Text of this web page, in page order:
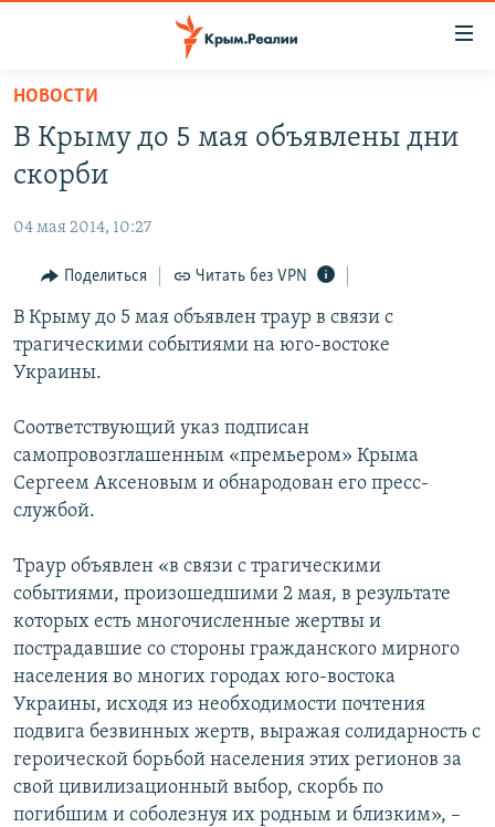
Вернуться
основному
содержанию
Вернутся
навигации
Вернутся
поиску
СПЕЦПРОЕКТЫ
КАРТА ВОЕННЫХ ОБЪЕКТОВ КРЫМА
11 ЛЕТ ОККУПАЦИИ КРЫМА. 11 ИСТОРИЙ СОПРОТИВЛЕНИЯ
ВОДА
ИСТОРИЯ
ЕЩЕ
ИНТЕРАКТИВ
СОВЕТЫ ПРАВОЗАЩИТНИКОВ
ПРОПАВШИЕ БЕЗ ВЕСТИ
ПОБЕДИТЕЛЕЙ НЕ СУДЯТ?
КРЫМ.НЕПОКОРЕННЫЙ
ELIFBE
УКРАИНСКАЯ ПРОБЛЕМА КРЫМА
РАДІО СВОБОДА
КАК ОБОЙТИ БЛОКИРОВКУ
Українською
Qırımtatar
ПРИСОЕДИНЯЙТЕСЬ!
Все сайты RFE/RL
НОВОСТИ
В Крыму до 5 мая объявлены дни
скорби
04 мая 2014, 10:27
Поделиться Читать без VPN
В Крыму до 5 мая объявлен траур в связи с
трагическими событиями на юго-востоке
Украины.
Соответствующий указ подписан
самопровозглашенным «премьером» Крыма
Сергеем Аксеновым и обнародован его пресс-
службой.
Траур объявлен «в связи с трагическими
событиями, произошедшими 2 мая, в результате
которых есть многочисленные жертвы и
пострадавшие со стороны гражданского мирного
населения во многих городах юго-востока
Украины, исходя из необходимости почтения
подвига безвинных жертв, выражая солидарность с
героической борьбой населения этих регионов за
свой цивилизационный выбор, скорбь по
погибшим и соболезнуя их родным и близким», –